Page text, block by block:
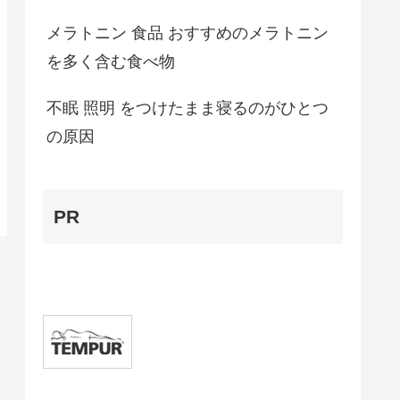
メラトニン 食品 おすすめのメラトニン
を多く含む食べ物
不眠 照明 をつけたまま寝るのがひとつ
の原因
PR